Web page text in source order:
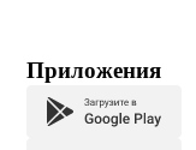
Приложения